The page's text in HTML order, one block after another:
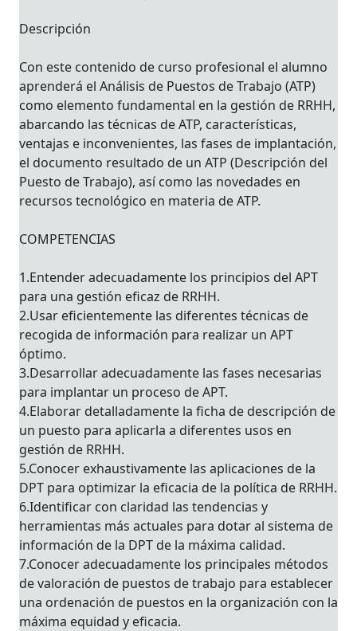
Descripción
Con este contenido de curso profesional el alumno
aprenderá el Análisis de Puestos de Trabajo (ATP)
como elemento fundamental en la gestión de RRHH,
abarcando las técnicas de ATP, características,
ventajas e inconvenientes, las fases de implantación,
el documento resultado de un ATP (Descripción del
Puesto de Trabajo), así como las novedades en
recursos tecnológico en materia de ATP.
COMPETENCIAS
1.Entender adecuadamente los principios del APT
para una gestión eficaz de RRHH.
2.Usar eficientemente las diferentes técnicas de
recogida de información para realizar un APT
óptimo.
3.Desarrollar adecuadamente las fases necesarias
para implantar un proceso de APT.
4.Elaborar detalladamente la ficha de descripción de
un puesto para aplicarla a diferentes usos en
gestión de RRHH.
5.Conocer exhaustivamente las aplicaciones de la
DPT para optimizar la eficacia de la política de RRHH.
6.Identificar con claridad las tendencias y
herramientas más actuales para dotar al sistema de
información de la DPT de la máxima calidad.
7.Conocer adecuadamente los principales métodos
de valoración de puestos de trabajo para establecer
una ordenación de puestos en la organización con la
máxima equidad y eficacia.